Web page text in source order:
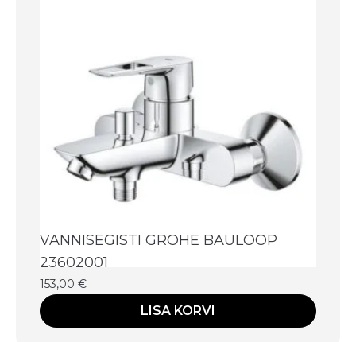
VANNISEGISTI GROHE BAULOOP
23602001
153,00 €
LISA KORVI